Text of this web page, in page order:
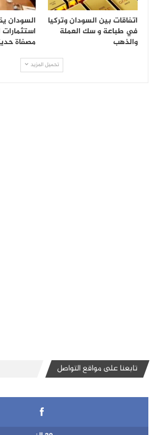
اتفاقات بين السودان وتركيا
في طباعة و سك العملة
والذهب
السودان
استثمارات
مصفاة
تحميل المزيد
تابعنا على مواقع التواصل